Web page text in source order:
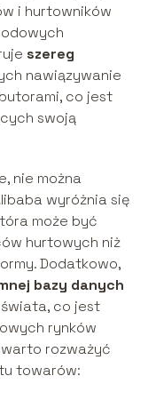
i hurtowników
szereg
nawiązywanie
co jest
swoją
nie można
wyróżnia się
może być
hurtowych niż
Dodatkowo,
bazy danych
co jest
rynków
rozważyć
towarów: